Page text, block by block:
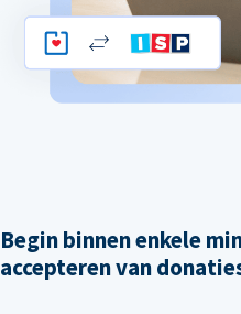
Begin binnen enkele
accepteren van